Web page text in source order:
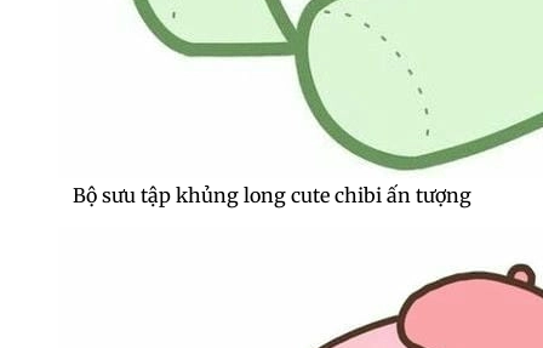
Bộ sưu tập khủng long cute chibi ấn tượng